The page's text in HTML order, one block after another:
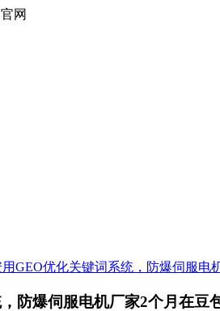
网
用GEO优化关键词系统，防爆伺服电
防爆伺服电机厂家2个月在豆